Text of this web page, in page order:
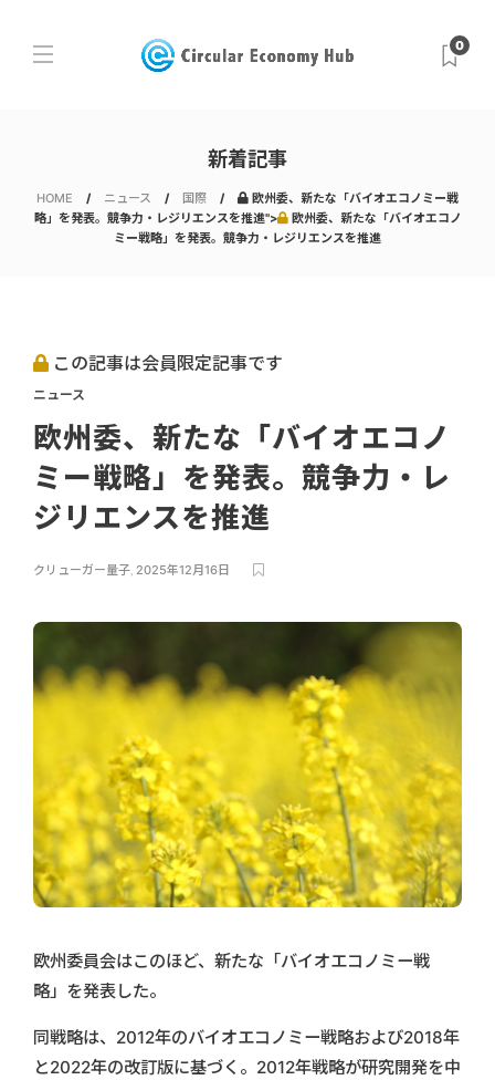
0
新着記事
HOME ニュース 国際
欧州委、新たな「バイオエコノミー戦
略」を発表。競争力・レジリエンスを推進">
欧州委、新たな「バイオエコノ
ミー戦略」を発表。競争力・レジリエンスを推進
この記事は会員限定記事です
ニュース
欧州委、新たな「バイオエコノ
ミー戦略」を発表。競争力・レ
ジリエンスを推進
クリューガー量子, 2025年12月16日
欧州委員会はこのほど、新たな「バイオエコノミー戦
略」を発表した。
同戦略は、2012年のバイオエコノミー戦略および2018年
と2022年の改訂版に基づく。2012年戦略が研究開発を中